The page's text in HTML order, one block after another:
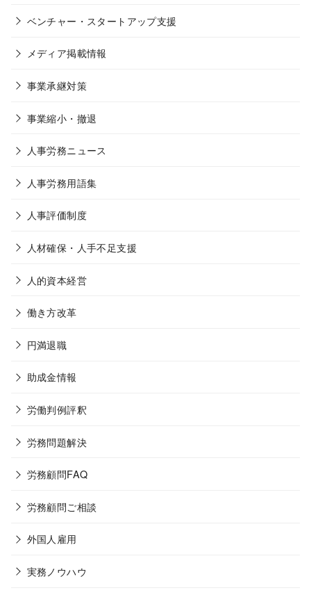
ベンチャー・スタートアップ支援
メディア掲載情報
事業承継対策
事業縮小・撤退
人事労務ニュース
人事労務用語集
人事評価制度
人材確保・人手不足支援
人的資本経営
働き方改革
円満退職
助成金情報
労働判例評釈
労務問題解決
労務顧問FAQ
労務顧問ご相談
外国人雇用
実務ノウハウ